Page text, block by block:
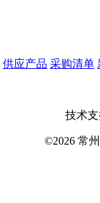
供应产品 采购清单
技术
©2026 常